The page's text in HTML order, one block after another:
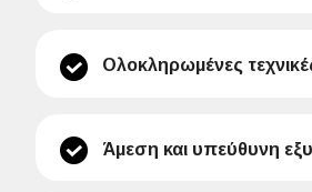
Ολοκληρωμένες
Άμεση και υπεύθυνη